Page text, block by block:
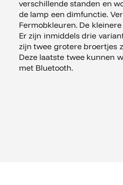
verschillende standen en
de lamp een dimfunctie.
Fermobkleuren. De
Er zijn inmiddels drie
zijn twee grotere broertjes
Deze laatste twee kunnen
met Bluetooth.